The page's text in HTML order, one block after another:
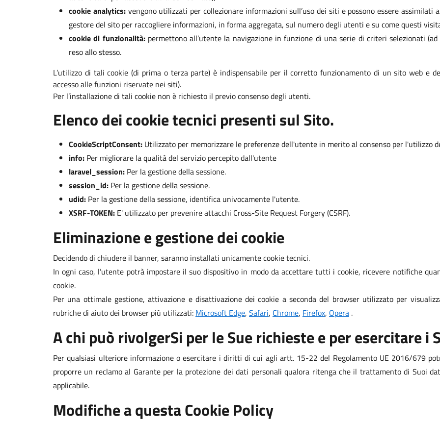
cookie analytics:vengono utilizzati per collezionare informazioni sull’uso dei siti e possono essere
gestore del sito per raccogliere informazioni, in forma aggregata, sul numero degli utenti e su come questi
cookie di funzionalità:permettono all’utente la navigazione in funzione di una serie di criteri selezionati
reso allo stesso.
L’utilizzo di tali cookie (di prima o terza parte) è indispensabile per il corretto funzionamento di un sito web e
accesso alle funzioni riservate nei siti).
Per l’installazione di tali cookie non è richiesto il previo consenso degli utenti.
Elenco dei cookie tecnici presenti sul Sito.
CookieScriptConsent: Utilizzato per memorizzare le preferenze dell'utente in merito al consenso per l'utilizzo
info: Per migliorare la qualità del servizio percepito dall'utente
laravel_session: Per la gestione della sessione.
session_id: Per la gestione della sessione.
udid: Per la gestione della sessione, identifica univocamente l'utente.
XSRF-TOKEN: E' utilizzato per prevenire attacchi Cross-Site Request Forgery (CSRF).
Eliminazione e gestione dei cookie
Decidendo di chiudere il banner, saranno installati unicamente cookie tecnici.
In ogni caso, l’utente potrà impostare il suo dispositivo in modo da accettare tutti i cookie, ricevere notifiche
cookie.
Per una ottimale gestione, attivazione e disattivazione dei cookie a seconda del browser utilizzato per
rubriche di aiuto dei browser più utilizzati: Microsoft Edge, Safari, Chrome, Firefox, Opera .
A chi può rivolgerSi per le Sue richieste e per esercitare i
Per qualsiasi ulteriore informazione o esercitare i diritti di cui agli artt. 15-22 del Regolamento UE 2016/679
proporre un reclamo al Garante per la protezione dei dati personali qualora ritenga che il trattamento di Suoi
applicabile.
Modifiche a questa Cookie Policy